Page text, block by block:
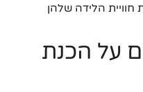
הלידה שלהן
על הכנת